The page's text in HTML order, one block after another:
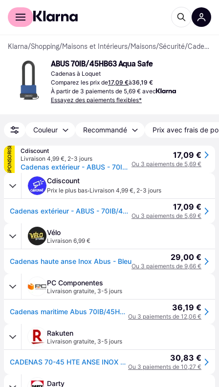
Acheter avec Klarna
Klarna/Shopping/Maisons et Intérieurs/Maisons/Sécurité/ Cadenas
ABUS 70IB/45HB63 Aqua Safe
Cadenas à Loquet
Comparez les prix de17,09 €à36,19 €
À partir de 3 paiements de 5,69 € avec
Essayez des paiements flexibles*
Couleur Recommandé Prix avec frais de
SPONSORISÉ
Cdiscount
Livraison 4,99 €, 2-3 jours
Cadenas extérieur - ABUS - 70IB/45HB63 Aqua Safe - Inox - 50 mm - 2 clés
17,09 €
Ou 3 paiements de 5,69 €
Cdiscount
Prix le plus bas·Livraison 4,99 €, 2-3 jours
Cadenas extérieur - ABUS - 70IB/45HB63 Aqua Safe - Inox - 50 mm - 2 clés 17,09 €
Ou 3 paiements de 5,69 €
Vélo
Livraison 6,99 €
Cadenas haute anse Inox Abus - Bleu 29,00 €
Ou 3 paiements de 9,66 €
PC Componentes
Livraison gratuite, 3-5 jours
Cadenas maritime Abus 70IB/45HB63 Aqua Safe laiton anse inox 63 mm 36,19 €
Ou 3 paiements de 12,06 €
Rakuten
Livraison gratuite, 3-5 jours
CADENAS 70-45 HTE ANSE INOX 63 ABUS 30,83 €
Ou 3 paiements de 10,27 €
Darty